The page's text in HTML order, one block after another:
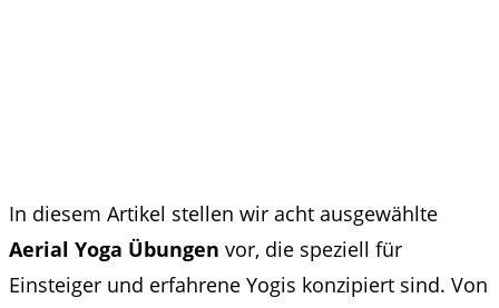
In diesem Artikel stellen wir acht ausgewählte
Aerial Yoga Übungen vor, die speziell für
Einsteiger und erfahrene Yogis konzipiert sind. Von